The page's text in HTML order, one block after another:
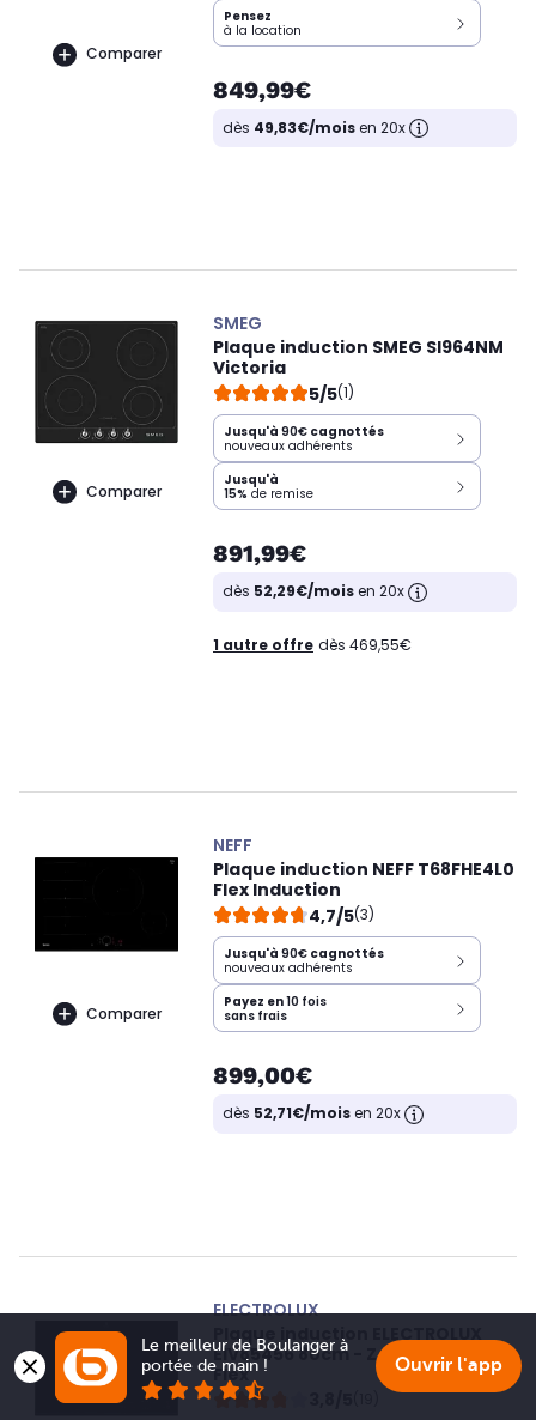
Comparer
Pensez
à la location
849,99€
dès 49,83€/moisen 20x
Comparer
SMEG
Plaque induction SMEG SI964NM
Victoria
5/5(1)
Jusqu'à 90€ cagnottés
nouveaux adhérents
Jusqu'à
15% de remise
891,99€
dès 52,29€/moisen 20x
1 autre offre dès 469,55€
Comparer
NEFF
Plaque induction NEFF T68FHE4L0
Flex Induction
4,7/5(3)
Jusqu'à 90€ cagnottés
nouveaux adhérents
Payez en10 fois
sans frais
899,00€
dès 52,71€/moisen 20x
ELECTROLUX
Plaque induction ELECTROLUX
EIV85456 80cm - Zone Modulable
Flex
Le meilleur de Boulanger à
portée de main !
Ouvrir l'app